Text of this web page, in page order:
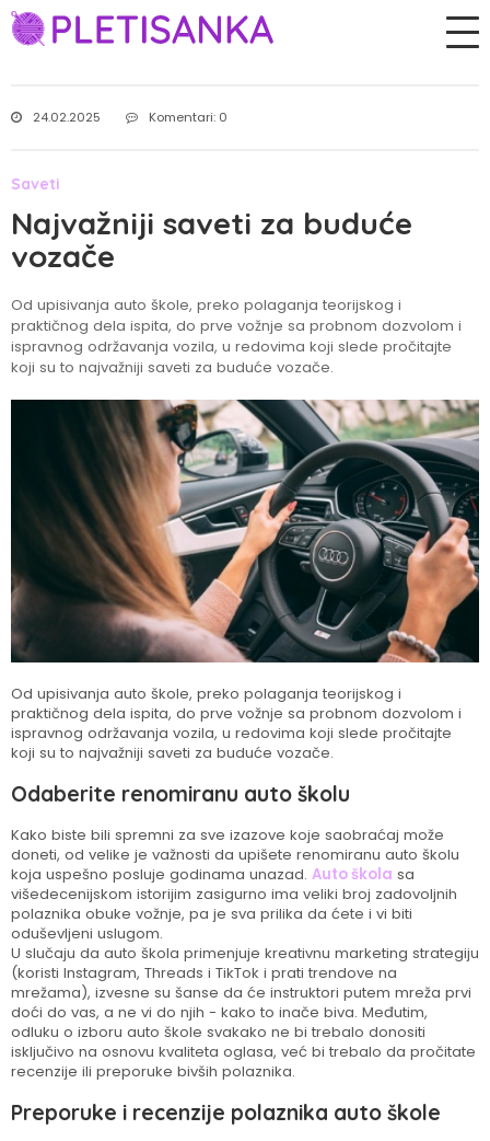
24.02.2025 Komentari: 0
Saveti
Najvažniji saveti za buduće
vozače
Od upisivanja auto škole, preko polaganja teorijskog i
praktičnog dela ispita, do prve vožnje sa probnom dozvolom i
ispravnog održavanja vozila, u redovima koji slede pročitajte
koji su to najvažniji saveti za buduće vozače.
Od upisivanja auto škole, preko polaganja teorijskog i
praktičnog dela ispita, do prve vožnje sa probnom dozvolom i
ispravnog održavanja vozila, u redovima koji slede pročitajte
koji su to najvažniji saveti za buduće vozače.
Odaberite renomiranu auto školu
Kako biste bili spremni za sve izazove koje saobraćaj može
doneti, od velike je važnosti da upišete renomiranu auto školu
koja uspešno posluje godinama unazad. Auto škola sa
višedecenijskom istorijim zasigurno ima veliki broj zadovoljnih
polaznika obuke vožnje, pa je sva prilika da ćete i vi biti
oduševljeni uslugom.
U slučaju da auto škola primenjuje kreativnu marketing strategiju
(koristi Instagram, Threads i TikTok i prati trendove na
mrežama), izvesne su šanse da će instruktori putem mreža prvi
doći do vas, a ne vi do njih - kako to inače biva. Međutim,
odluku o izboru auto škole svakako ne bi trebalo donositi
isključivo na osnovu kvaliteta oglasa, već bi trebalo da pročitate
recenzije ili preporuke bivših polaznika.
Preporuke i recenzije polaznika auto škole